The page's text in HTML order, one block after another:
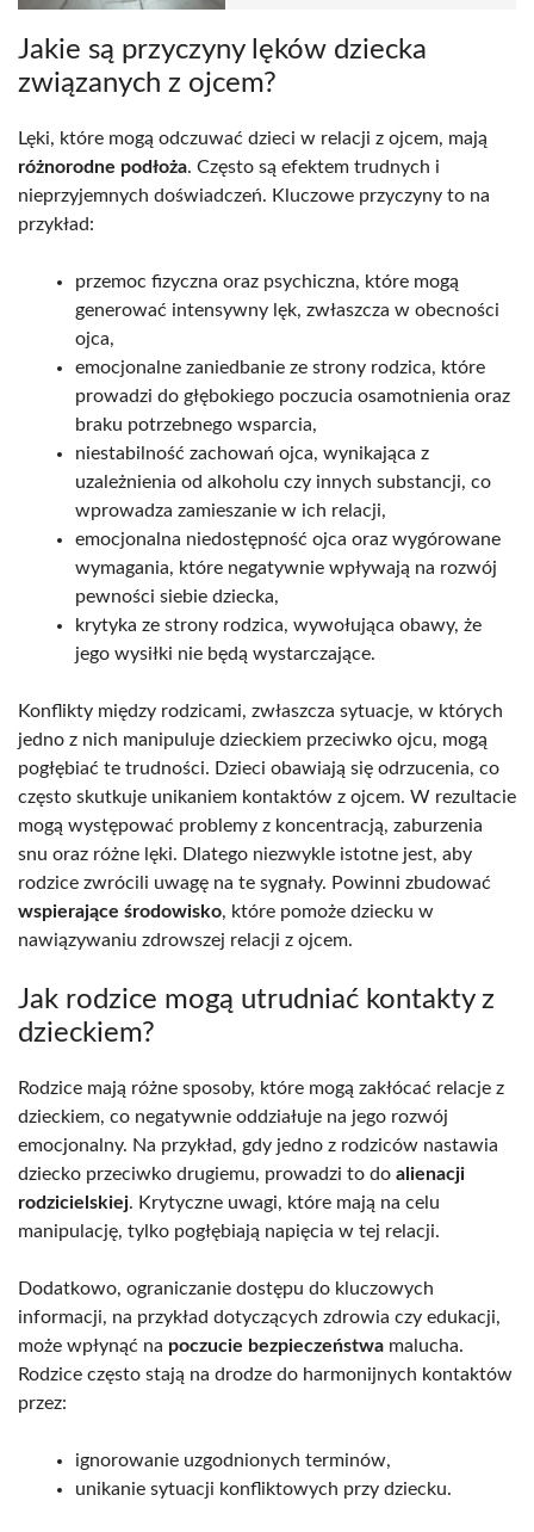
Jakie są przyczyny lęków dziecka
związanych z ojcem?
Lęki, które mogą odczuwać dzieci w relacji z ojcem, mają
różnorodne podłoża. Często są efektem trudnych i
nieprzyjemnych doświadczeń. Kluczowe przyczyny to na
przykład:
przemoc fizyczna oraz psychiczna, które mogą
generować intensywny lęk, zwłaszcza w obecności
ojca,
emocjonalne zaniedbanie ze strony rodzica, które
prowadzi do głębokiego poczucia osamotnienia oraz
braku potrzebnego wsparcia,
niestabilność zachowań ojca, wynikająca z
uzależnienia od alkoholu czy innych substancji, co
wprowadza zamieszanie w ich relacji,
emocjonalna niedostępność ojca oraz wygórowane
wymagania, które negatywnie wpływają na rozwój
pewności siebie dziecka,
krytyka ze strony rodzica, wywołująca obawy, że
jego wysiłki nie będą wystarczające.
Konflikty między rodzicami, zwłaszcza sytuacje, w których
jedno z nich manipuluje dzieckiem przeciwko ojcu, mogą
pogłębiać te trudności. Dzieci obawiają się odrzucenia, co
często skutkuje unikaniem kontaktów z ojcem. W rezultacie
mogą występować problemy z koncentracją, zaburzenia
snu oraz różne lęki. Dlatego niezwykle istotne jest, aby
rodzice zwrócili uwagę na te sygnały. Powinni zbudować
wspierające środowisko, które pomoże dziecku w
nawiązywaniu zdrowszej relacji z ojcem.
Jak rodzice mogą utrudniać kontakty z
dzieckiem?
Rodzice mają różne sposoby, które mogą zakłócać relacje z
dzieckiem, co negatywnie oddziałuje na jego rozwój
emocjonalny. Na przykład, gdy jedno z rodziców nastawia
dziecko przeciwko drugiemu, prowadzi to do alienacji
rodzicielskiej. Krytyczne uwagi, które mają na celu
manipulację, tylko pogłębiają napięcia w tej relacji.
Dodatkowo, ograniczanie dostępu do kluczowych
informacji, na przykład dotyczących zdrowia czy edukacji,
może wpłynąć na poczucie bezpieczeństwa malucha.
Rodzice często stają na drodze do harmonijnych kontaktów
przez:
ignorowanie uzgodnionych terminów,
unikanie sytuacji konfliktowych przy dziecku.